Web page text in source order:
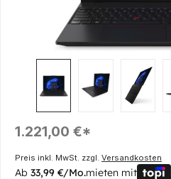
Regulärer Preis:
1.221,00 €*
Preis inkl. MwSt. zzgl. Versandkosten
Ab 33,99 €/Mo.mieten mit